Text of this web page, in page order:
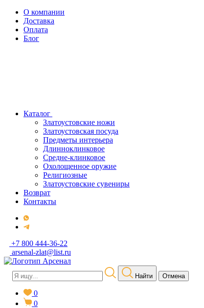
О компании
Доставка
Оплата
Блог
Каталог
Златоустовские ножи
Златоустовская посуда
Предметы интерьера
Длинноклинковое
Средне-клинковое
Охолощенное оружие
Религиозные
Златоустовские сувениры
Возврат
Контакты
+7 800 444-36-22
arsenal-zlat@list.ru
Найти Отмена
0
0